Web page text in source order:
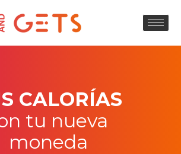
CALORÍAS
tu nueva
moneda